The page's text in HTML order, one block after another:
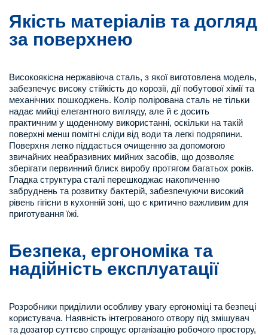
Якість матеріалів та догляд
за поверхнею
Високоякісна нержавіюча сталь, з якої виготовлена модель,
забезпечує високу стійкість до корозії, дії побутової хімії та
механічних пошкоджень. Колір полірована сталь не тільки
надає мийці елегантного вигляду, але й є досить
практичним у щоденному використанні, оскільки на такій
поверхні менш помітні сліди від води та легкі подряпини.
Поверхня легко піддається очищенню за допомогою
звичайних неабразивних мийних засобів, що дозволяє
зберігати первинний блиск виробу протягом багатьох років.
Гладка структура сталі перешкоджає накопиченню
забруднень та розвитку бактерій, забезпечуючи високий
рівень гігієни в кухонній зоні, що є критично важливим для
приготування їжі.
Безпека, ергономіка та
надійність експлуатації
Розробники приділили особливу увагу ергономіці та безпеці
користувача. Наявність інтегрованого отвору під змішувач
та дозатор суттєво спрощує організацію робочого простору,